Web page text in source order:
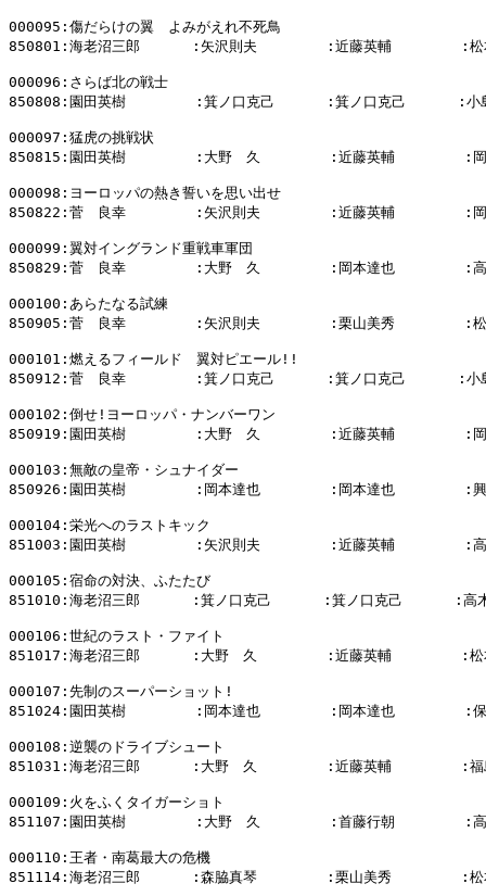
000095:傷だらけの翼　よみがえれ不死鳥
850801:海老沼三郎      :矢沢則夫        :近藤英輔        :松
000096:さらば北の戦士
850808:園田英樹        :箕ノ口克己      :箕ノ口克己      :小
000097:猛虎の挑戦状
850815:園田英樹        :大野　久        :近藤英輔        :岡
000098:ヨーロッパの熱き誓いを思い出せ
850822:菅　良幸        :矢沢則夫        :近藤英輔        :岡
000099:翼対イングランド重戦車軍団
850829:菅　良幸        :大野　久        :岡本達也        :高
000100:あらたなる試練
850905:菅　良幸        :矢沢則夫        :栗山美秀        :松
000101:燃えるフィールド　翼対ピエール!!
850912:菅　良幸        :箕ノ口克己      :箕ノ口克己      :小
000102:倒せ!ヨーロッパ・ナンバーワン
850919:園田英樹        :大野　久        :近藤英輔        :岡
000103:無敵の皇帝・シュナイダー
850926:園田英樹        :岡本達也        :岡本達也        :興
000104:栄光へのラストキック
851003:園田英樹        :矢沢則夫        :近藤英輔        :高
000105:宿命の対決、ふたたび
851010:海老沼三郎      :箕ノ口克己      :箕ノ口克己      :高
000106:世紀のラスト・ファイト
851017:海老沼三郎      :大野　久        :近藤英輔        :松
000107:先制のスーパーショット!
851024:園田英樹        :岡本達也        :岡本達也        :保
000108:逆襲のドライブシュート
851031:海老沼三郎      :大野　久        :近藤英輔        :福
000109:火をふくタイガーショト
851107:園田英樹        :大野　久        :首藤行朝        :高
000110:王者・南葛最大の危機
851114:海老沼三郎      :森脇真琴        :栗山美秀        :松